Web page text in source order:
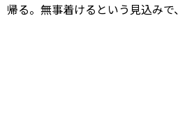
帰る。無事着けるという見込みで